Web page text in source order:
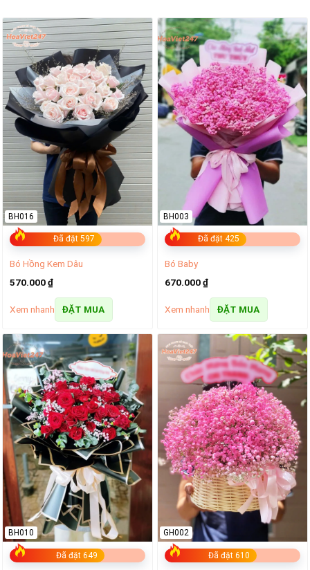
Đã đặt 597
BH016
Bó Hồng Kem Dâu
570.000₫
Xem nhanh ĐẶT MUA
Đã đặt 425
BH003
Bó Baby
670.000₫
Xem nhanh ĐẶT MUA
Đã đặt 649
BH010
Đã đặt 610
GH002